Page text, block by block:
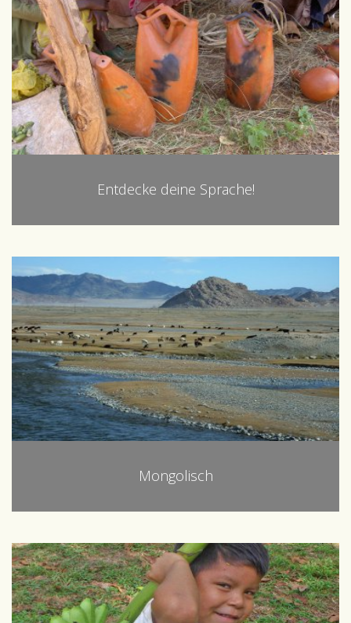
Entdecke deine Sprache!
Mongolisch